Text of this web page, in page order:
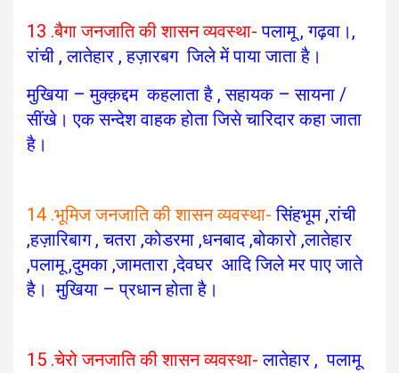
13 .बैगा जनजाति की शासन व्यवस्था-पलामू , गढ़वा।,
रांची , लातेहार , हज़ारबग जिले में पाया जाता है।
मुखिया – मुक्क़द्दम कहलाता है , सहायक – सायना /
सींखे।एक सन्देश वाहक होता जिसे चारिदार कहा जाता
है।
14 .भूमिज जनजाति की शासन व्यवस्था-सिंहभूम ,रांची
,हज़ारिबाग , चतरा ,कोडरमा ,धनबाद ,बोकारो ,लातेहार
,पलामू ,दुमका ,जामतारा ,देवघर आदिजिले मर पाए जाते
है। मुखिया – प्रधान होता है।
15 .चेरो जनजाति की शासन व्यवस्था-लातेहार , पलामू